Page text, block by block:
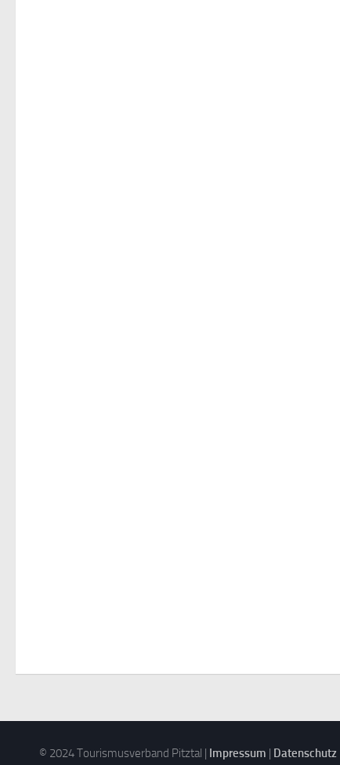
© 2024 Tourismusverband Pitztal | Impressum | Datenschutz